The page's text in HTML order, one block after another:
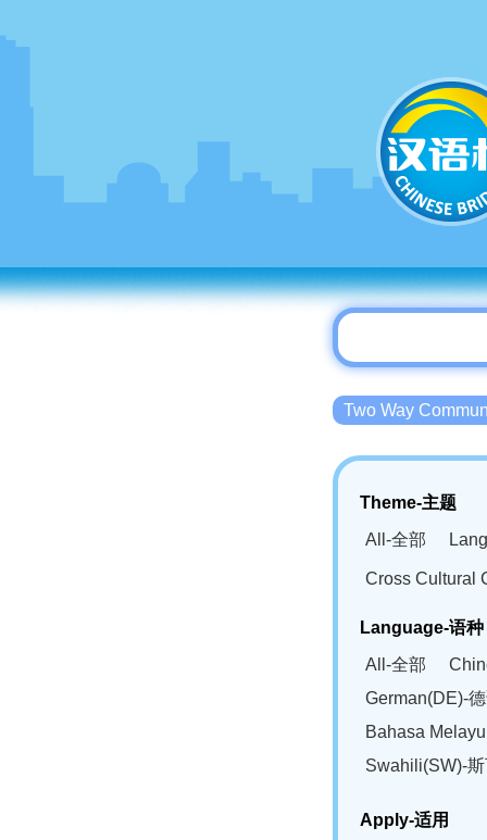
Two Way
Theme-主题
All-全部
Cross Cultural
Language-语种
All-全部
German(DE)-
Bahasa
Swahili(SW)-
Apply-适用